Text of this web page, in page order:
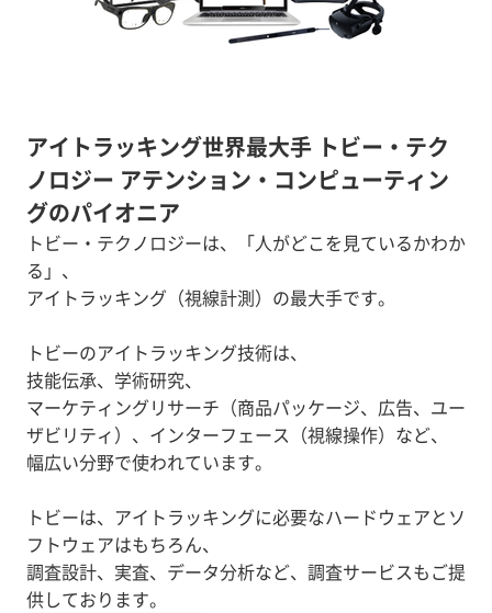
アイトラッキング世界最大手 トビー・テク
ノロジー アテンション・コンピューティン
グのパイオニア
トビー・テクノロジーは、「人がどこを見ているかわか
る」、
アイトラッキング（視線計測）の最大手です。
トビーのアイトラッキング技術は、
技能伝承、学術研究、
マーケティングリサーチ（商品パッケージ、広告、ユー
ザビリティ）、インターフェース（視線操作）など、
幅広い分野で使われています。
トビーは、アイトラッキングに必要なハードウェアとソ
フトウェアはもちろん、
調査設計、実査、データ分析など、調査サービスもご提
供しております。